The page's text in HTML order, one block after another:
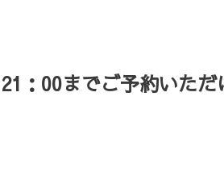
21 ： 00までご予約いただ